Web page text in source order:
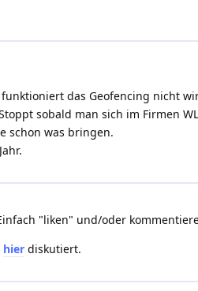
das Geofencing nicht
sobald man sich im Firmen
schon was bringen.
"liken" und/oder
hier diskutiert.